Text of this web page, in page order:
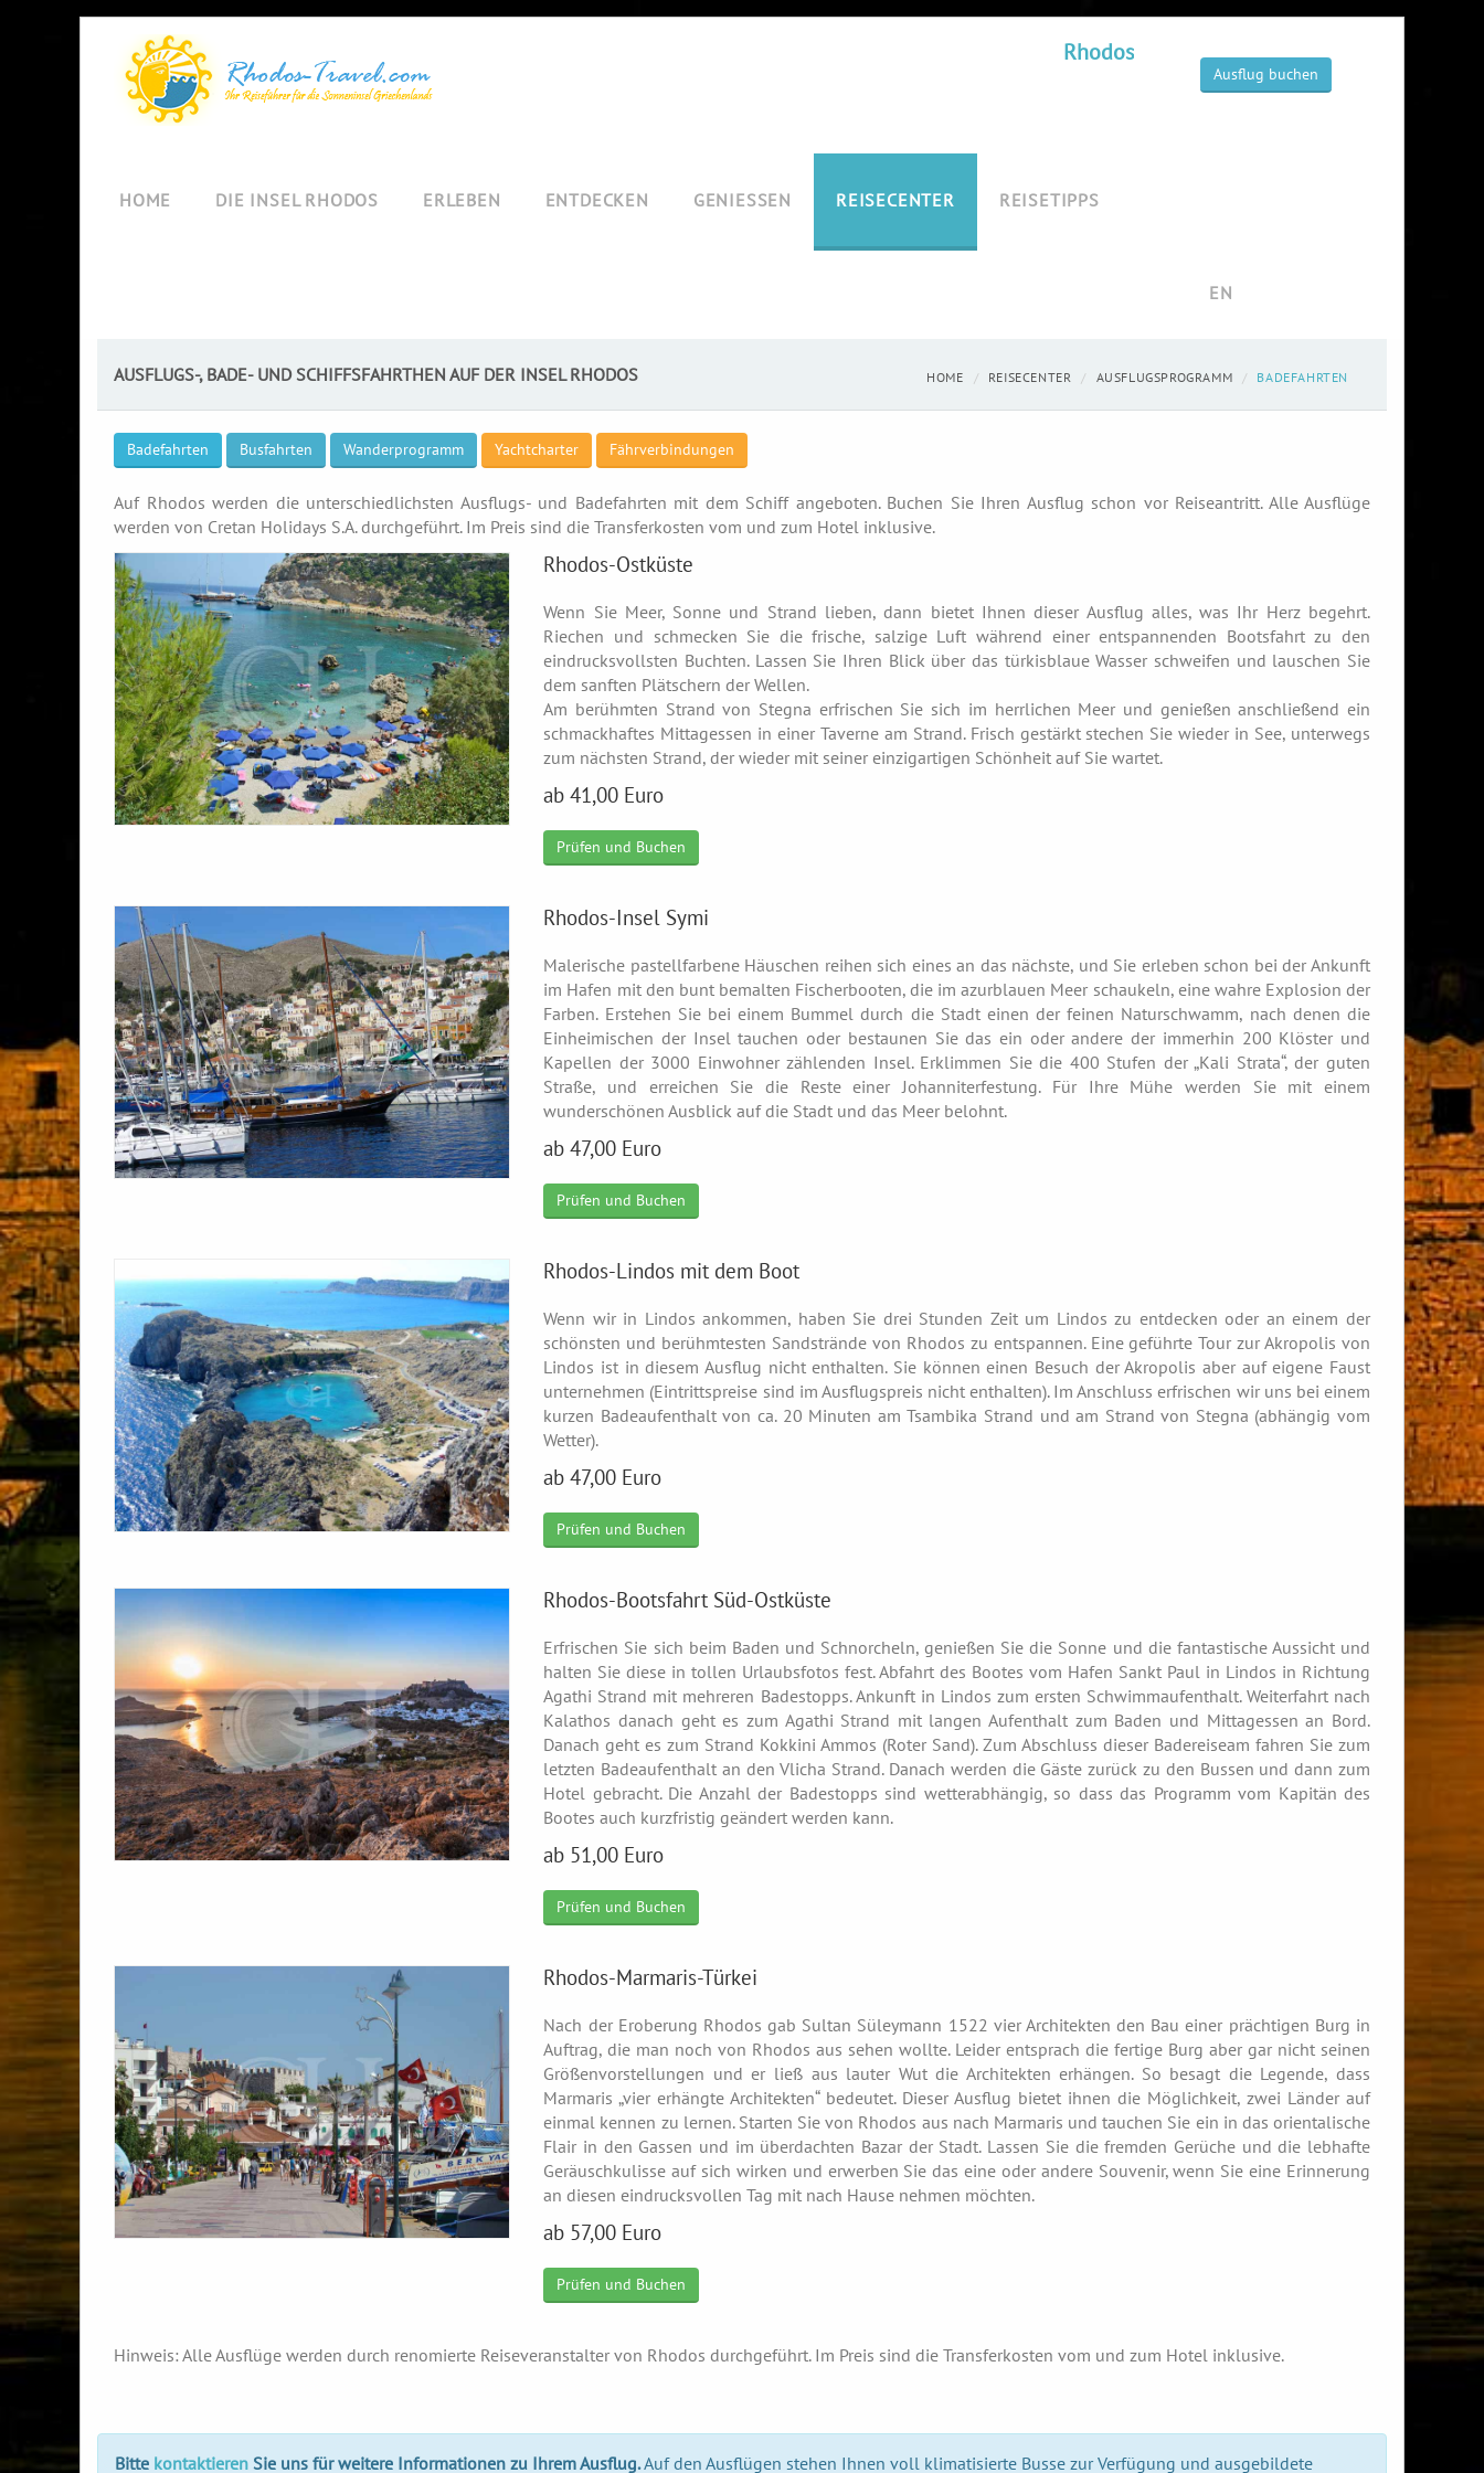
Ausflug buchen
Rhodos
HOME DIE INSEL RHODOS ERLEBEN ENTDECKEN GENIESSEN REISECENTER REISETIPPS
EN
AUSFLUGS-, BADE- UND SCHIFFSFAHRTHEN AUF DER INSEL RHODOS HOME REISECENTER AUSFLUGSPROGRAMM BADEFAHRTEN
Badefahrten Busfahrten Wanderprogramm Yachtcharter Fährverbindungen
Auf Rhodos werden die unterschiedlichsten Ausflugs- und Badefahrten mit dem Schiff angeboten. Buchen Sie Ihren Ausflug schon vor Reiseantritt. Alle Ausflüge
werden von Cretan Holidays S.A. durchgeführt. Im Preis sind die Transferkosten vom und zum Hotel inklusive.
Rhodos-Ostküste
Wenn Sie Meer, Sonne und Strand lieben, dann bietet Ihnen dieser Ausflug alles, was Ihr Herz begehrt.
Riechen und schmecken Sie die frische, salzige Luft während einer entspannenden Bootsfahrt zu den
eindrucksvollsten Buchten. Lassen Sie Ihren Blick über das türkisblaue Wasser schweifen und lauschen Sie
dem sanften Plätschern der Wellen.
Am berühmten Strand von Stegna erfrischen Sie sich im herrlichen Meer und genießen anschließend ein
schmackhaftes Mittagessen in einer Taverne am Strand. Frisch gestärkt stechen Sie wieder in See, unterwegs
zum nächsten Strand, der wieder mit seiner einzigartigen Schönheit auf Sie wartet.
ab 41,00 Euro
Prüfen und Buchen
Rhodos-Insel Symi
Malerische pastellfarbene Häuschen reihen sich eines an das nächste, und Sie erleben schon bei der Ankunft
im Hafen mit den bunt bemalten Fischerbooten, die im azurblauen Meer schaukeln, eine wahre Explosion der
Farben. Erstehen Sie bei einem Bummel durch die Stadt einen der feinen Naturschwamm, nach denen die
Einheimischen der Insel tauchen oder bestaunen Sie das ein oder andere der immerhin 200 Klöster und
Kapellen der 3000 Einwohner zählenden Insel. Erklimmen Sie die 400 Stufen der „Kali Strata“, der guten
Straße, und erreichen Sie die Reste einer Johanniterfestung. Für Ihre Mühe werden Sie mit einem
wunderschönen Ausblick auf die Stadt und das Meer belohnt.
ab 47,00 Euro
Prüfen und Buchen
Rhodos-Lindos mit dem Boot
Wenn wir in Lindos ankommen, haben Sie drei Stunden Zeit um Lindos zu entdecken oder an einem der
schönsten und berühmtesten Sandstrände von Rhodos zu entspannen. Eine geführte Tour zur Akropolis von
Lindos ist in diesem Ausflug nicht enthalten. Sie können einen Besuch der Akropolis aber auf eigene Faust
unternehmen (Eintrittspreise sind im Ausflugspreis nicht enthalten). Im Anschluss erfrischen wir uns bei einem
kurzen Badeaufenthalt von ca. 20 Minuten am Tsambika Strand und am Strand von Stegna (abhängig vom
Wetter).
ab 47,00 Euro
Prüfen und Buchen
Rhodos-Bootsfahrt Süd-Ostküste
Erfrischen Sie sich beim Baden und Schnorcheln, genießen Sie die Sonne und die fantastische Aussicht und
halten Sie diese in tollen Urlaubsfotos fest. Abfahrt des Bootes vom Hafen Sankt Paul in Lindos in Richtung
Agathi Strand mit mehreren Badestopps. Ankunft in Lindos zum ersten Schwimmaufenthalt. Weiterfahrt nach
Kalathos danach geht es zum Agathi Strand mit langen Aufenthalt zum Baden und Mittagessen an Bord.
Danach geht es zum Strand Kokkini Ammos (Roter Sand). Zum Abschluss dieser Badereiseam fahren Sie zum
letzten Badeaufenthalt an den Vlicha Strand. Danach werden die Gäste zurück zu den Bussen und dann zum
Hotel gebracht. Die Anzahl der Badestopps sind wetterabhängig, so dass das Programm vom Kapitän des
Bootes auch kurzfristig geändert werden kann.
ab 51,00 Euro
Prüfen und Buchen
Rhodos-Marmaris-Türkei
Nach der Eroberung Rhodos gab Sultan Süleymann 1522 vier Architekten den Bau einer prächtigen Burg in
Auftrag, die man noch von Rhodos aus sehen wollte. Leider entsprach die fertige Burg aber gar nicht seinen
Größenvorstellungen und er ließ aus lauter Wut die Architekten erhängen. So besagt die Legende, dass
Marmaris „vier erhängte Architekten“ bedeutet. Dieser Ausflug bietet ihnen die Möglichkeit, zwei Länder auf
einmal kennen zu lernen. Starten Sie von Rhodos aus nach Marmaris und tauchen Sie ein in das orientalische
Flair in den Gassen und im überdachten Bazar der Stadt. Lassen Sie die fremden Gerüche und die lebhafte
Geräuschkulisse auf sich wirken und erwerben Sie das eine oder andere Souvenir, wenn Sie eine Erinnerung
an diesen eindrucksvollen Tag mit nach Hause nehmen möchten.
ab 57,00 Euro
Prüfen und Buchen
Hinweis: Alle Ausflüge werden durch renomierte Reiseveranstalter von Rhodos durchgeführt. Im Preis sind die Transferkosten vom und zum Hotel inklusive.
Bitte kontaktieren Sie uns für weitere Informationen zu Ihrem Ausflug.Auf den Ausflügen stehen Ihnen voll klimatisierte Busse zur Verfügung und ausgebildete